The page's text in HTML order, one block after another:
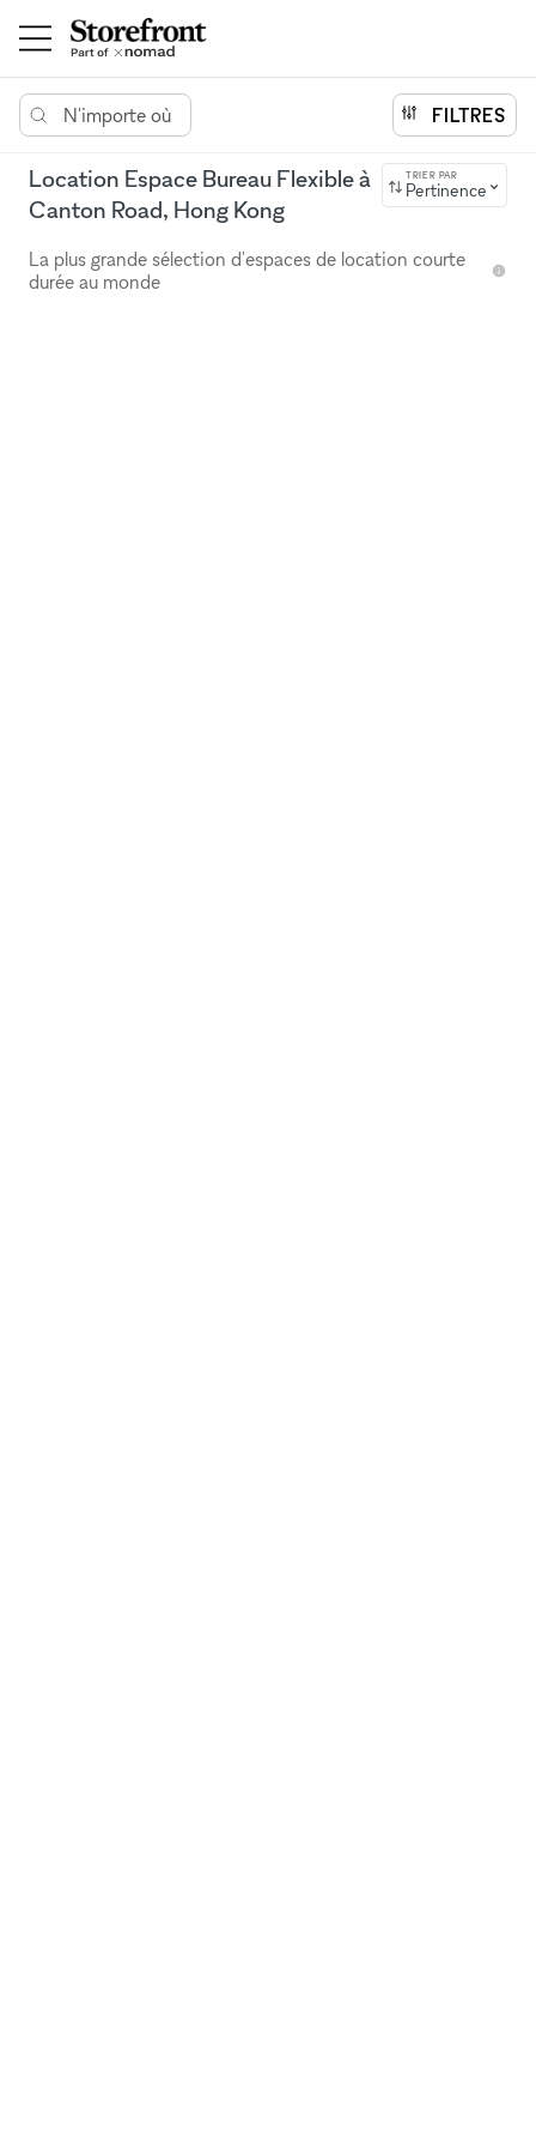
N'importe où FILTRES
Location Espace Bureau Flexible à
Canton Road, Hong Kong
TRIER PAR
Pertinence
La plus grande sélection d'espaces de location courte
durée au monde